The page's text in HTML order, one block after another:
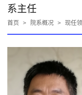
系主任
首页 > 院系概况 > 现任